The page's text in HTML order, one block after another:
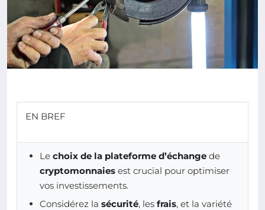
EN BREF
Le choix de la plateforme d’échange de
cryptomonnaies est crucial pour optimiser
vos investissements.
Considérez la sécurité, les frais, et la variété